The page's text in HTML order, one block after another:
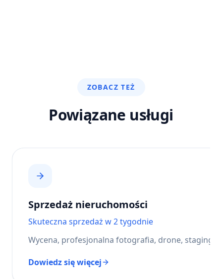
ZOBACZ TEŻ
Powiązane usługi
Sprzedaż nieruchomości
Skuteczna sprzedaż w 2 tygodnie
Wycena, profesjonalna fotografia, drone, staging,
Dowiedz się więcej